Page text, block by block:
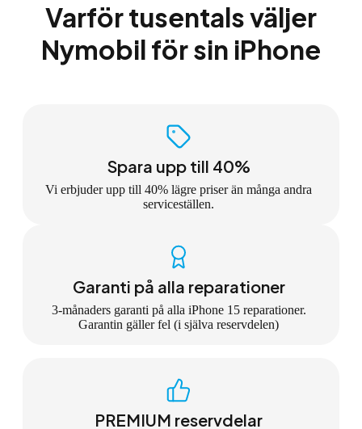
Varför tusentals väljer
Nymobil för sin iPhone
Spara upp till 40%
Vi erbjuder upp till 40% lägre priser än många andra
serviceställen.
Garanti på alla reparationer
3-månaders garanti på alla iPhone 15 reparationer.
Garantin gäller fel (i själva reservdelen)
PREMIUM reservdelar